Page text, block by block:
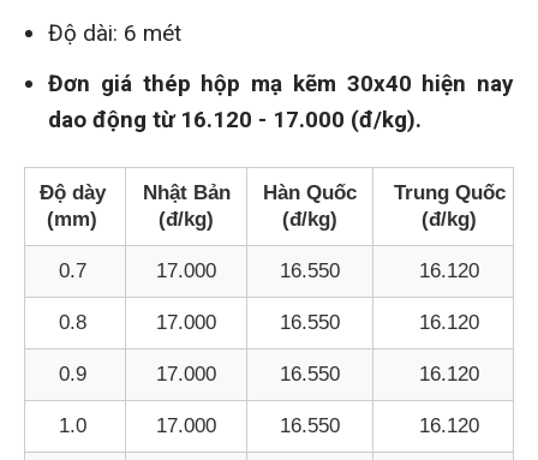
Độ dài: 6 mét
Đơn giá thép hộp mạ kẽm 30x40 hiện nay
dao động từ 16.120 - 17.000 (đ/kg).
Độ dày
(mm)
Nhật Bản
(đ/kg)
Hàn Quốc
(đ/kg)
Trung Quốc
(đ/kg)
0.7 17.000 16.550 16.120
0.8 17.000 16.550 16.120
0.9 17.000 16.550 16.120
1.0 17.000 16.550 16.120